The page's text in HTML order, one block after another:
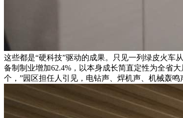
这些都是“硬科技”驱动的成果。只见一列绿皮火
备制制业增加62.4%，以本身成长简直定性为全省
个，”园区担任人引见，电钻声、焊机声、机械轰鸣